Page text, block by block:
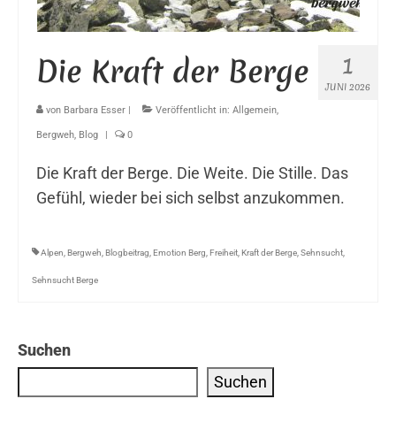
1
JUNI 2026
Die Kraft der Berge
von Barbara Esser Veröffentlicht in: Allgemein,
Bergweh, Blog 0
Die Kraft der Berge. Die Weite. Die Stille. Das
Gefühl, wieder bei sich selbst anzukommen.
Alpen,Bergweh,Blogbeitrag,Emotion Berg,Freiheit,Kraft der Berge,Sehnsucht,
Sehnsucht Berge
Suchen
Suchen